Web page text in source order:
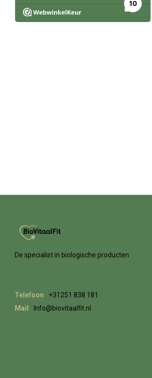
De specialist in biologische producten
Telefoon
+31251 838 181
Mail
Info@biovitaalfit.nl